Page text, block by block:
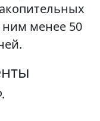
ним менее 50